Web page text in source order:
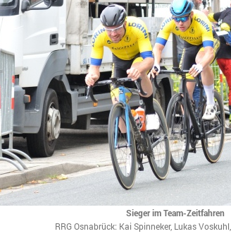
Sieger im Team-Zeitfahren
RRG Osnabrück: Kai Spinneker, Lukas